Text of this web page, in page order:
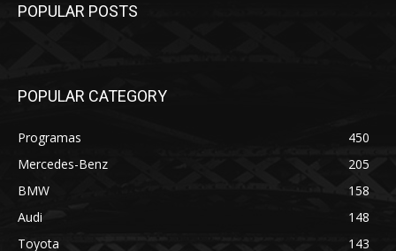
POPULAR POSTS
POPULAR CATEGORY
Programas
450
Mercedes-Benz
205
BMW
158
Audi
148
Toyota
143